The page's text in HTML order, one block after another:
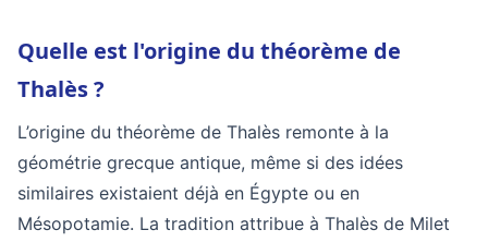
Quelle est l'origine du théorème de
Thalès ?
L’origine du théorème de Thalès remonte à la
géométrie grecque antique, même si des idées
similaires existaient déjà en Égypte ou en
Mésopotamie. La tradition attribue à Thalès de Milet